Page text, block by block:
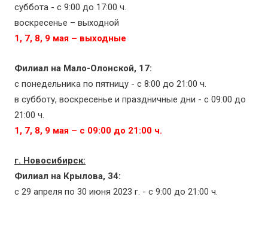
суббота - с 9:00 до 17:00 ч.
воскресенье – выходной
1, 7, 8, 9 мая – выходные
Филиал на Мало-Олонской, 17:
с понедельника по пятницу - с 8:00 до 21:00 ч.
в субботу, воскресенье и праздничные дни - с 09:00 до
21:00 ч.
1, 7, 8, 9 мая – с 09:00 до 21:00 ч.
г. Новосибирск:
Филиал на Крылова, 34:
с 29 апреля по 30 июня 2023 г. - с 9:00 до 21:00 ч.